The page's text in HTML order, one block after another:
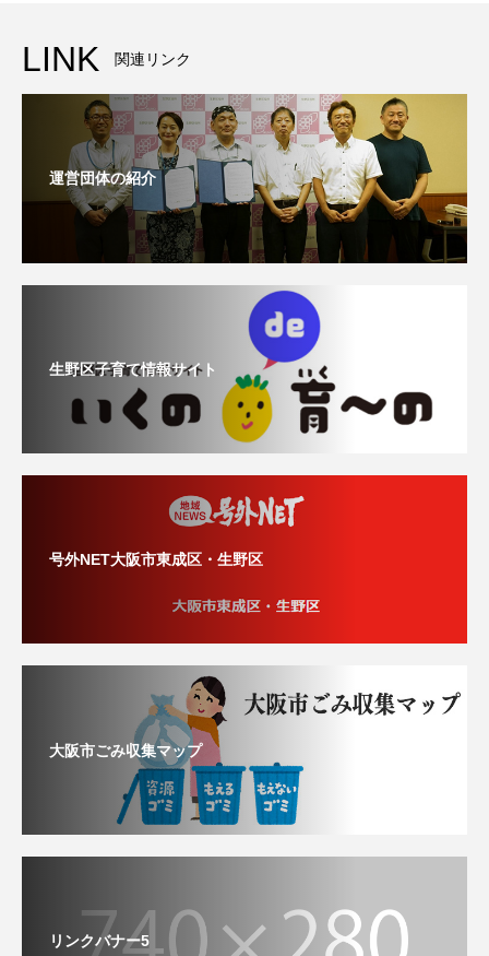
LINK 関連リンク
運営団体の紹介
生野区子育て情報サイト
号外NET大阪市東成区・生野区
大阪市ごみ収集マップ
リンクバナー5